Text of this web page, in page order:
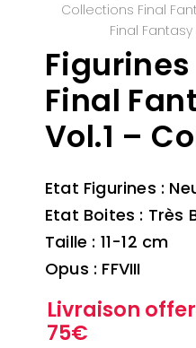
Collections Final
Final Fantasy
Final
Vol.1 –
Etat Figurines :
Etat Boites : Très
Taille : 11-12 cm
Opus : FFVIII
Livraison
75€